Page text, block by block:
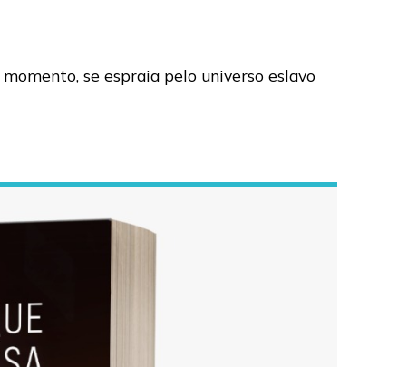
se espraia pelo universo eslavo